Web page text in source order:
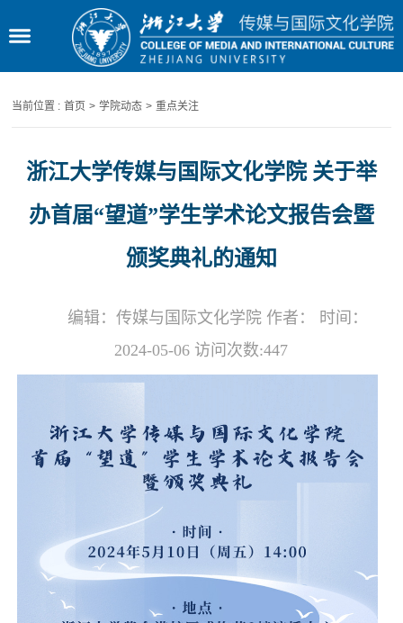
当前位置 : 首页 > 学院动态 > 重点关注
浙江大学传媒与国际文化学院 关于举
办首届“望道”学生学术论文报告会暨
颁奖典礼的通知
编辑：传媒与国际文化学院 作者： 时间：
2024-05-06 访问次数:447